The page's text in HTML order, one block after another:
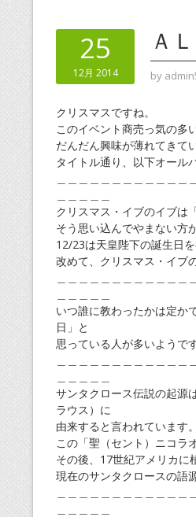
25
12月 2014
Ａ
by
クリスマスですね。
このイベント商売っ気の多
だんだん興味が薄れてきて
タイトル通り、以下オール
クリスマス・イブのイブは
そう思い込んでやまない方
12/23は天皇陛下の誕生日
改めて、クリスマス・イブ
いつ誰に教わったかは定か
日」と
思っている人が多いようで
サンタクロース伝説の起源
ラウス）に
由来すると言われています。
この「聖（セント）ニコラ
その後、17世紀アメリカに
現在のサンタクロースの語